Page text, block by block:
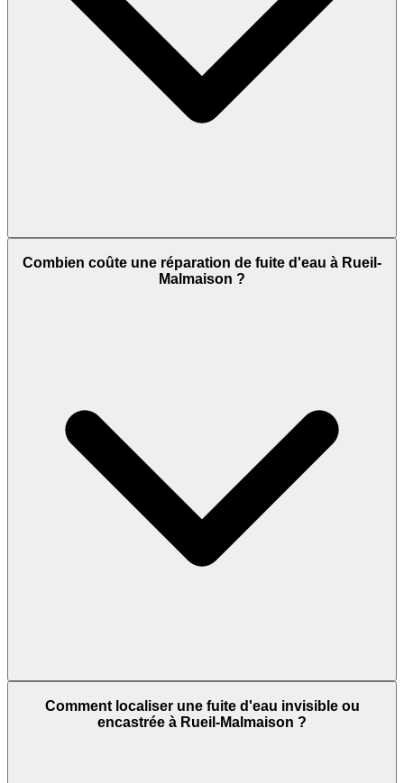
Combien coûte une réparation de fuite d'eau à Rueil-
Malmaison ?
Comment localiser une fuite d'eau invisible ou
encastrée à Rueil-Malmaison ?